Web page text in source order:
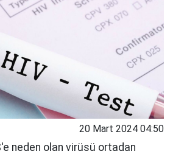
20 Mart 2024 04:50
neden olan virüsü ortadan